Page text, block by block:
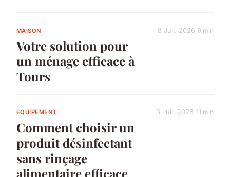
MAISON
Votre solution pour
un ménage efficace à
Tours
8 Juil. 2026 9 min
EQUIPEMENT
Comment choisir un
produit désinfectant
sans rinçage
alimentaire efficace
3 Juil. 2026 11 min